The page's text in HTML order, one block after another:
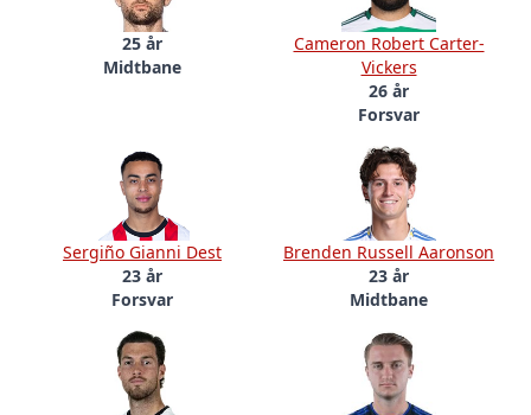
25 år
Midtbane
Cameron Robert Carter-
Vickers
26 år
Forsvar
Sergiño Gianni Dest
23 år
Forsvar
Brenden Russell Aaronson
23 år
Midtbane